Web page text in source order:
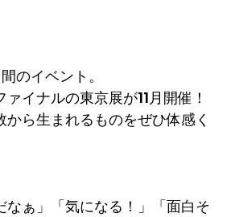
のイベント。
イナルの東京展が11月開催！
ら生まれるものをぜひ体感く
ぁ」「気になる！」「面白そ